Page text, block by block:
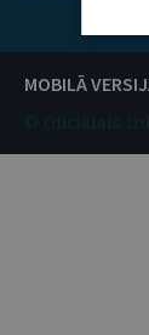
MOBILĀ
© Oficiālais